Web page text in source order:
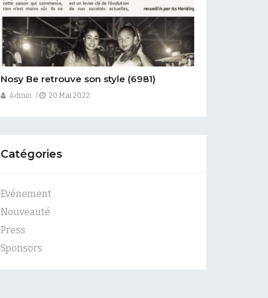
Nosy Be retrouve son style (6981)
Admin 20 Mai 2022
Catégories
Evénement
Nouveauté
Press
Sponsors